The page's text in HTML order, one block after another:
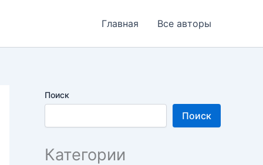
Главная Все авторы
Поиск
Поиск
Категории